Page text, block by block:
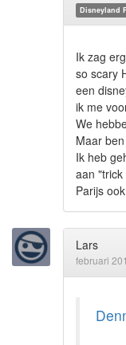
Disneyland
Ik zag
so scary
een
ik me
We
Maar
Ik heb
aan
Parijs
Lars
februari